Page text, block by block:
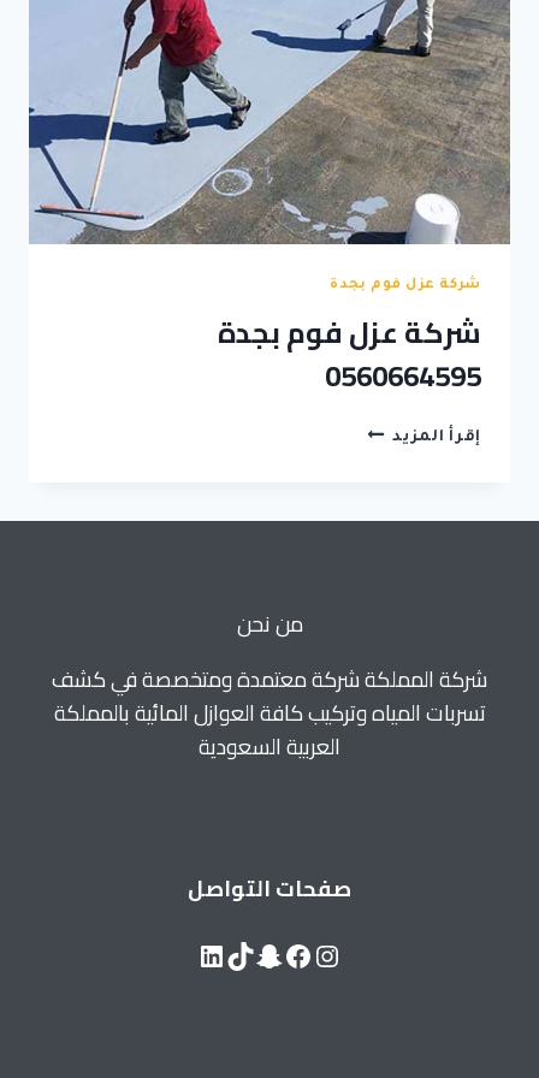
شركة عزل فوم بجدة
شركة عزل فوم بجدة
0560664595
إقرأ المزيد شركة
من نحن
شركة المملكة شركة معتمدة ومتخصصة في كشف
تسربات المياه وتركيب كافة العوازل المائية بالمملكة
العربية السعودية
صفحات التواصل
Instagram
Facebook
Snapchat
TikTok
LinkedIn